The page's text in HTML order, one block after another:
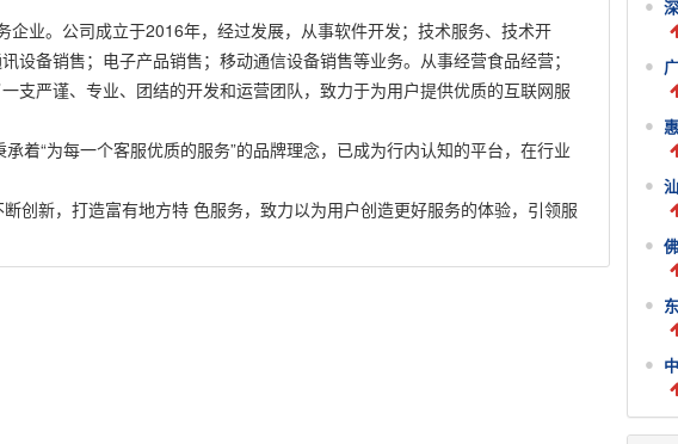
业。公司成立于2016年，经过发展，从事软件开发；技术服务、技术开
设备销售；电子产品销售；移动通信设备销售等业务。从事经营食品经营；
支严谨、专业、团结的开发和运营团队，致力于为用户提供优质的互联网服
着“为每一个客服优质的服务”的品牌理念，已成为行内认知的平台，在行业
创新，打造富有地方特 色服务，致力以为用户创造更好服务的体验，引领服